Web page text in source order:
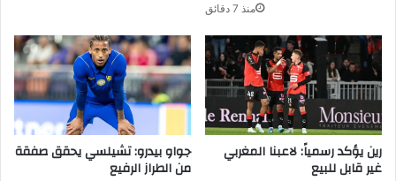
منذ 7 دقائق
جواو بيدرو: تشيلسي يحقق صفقة
من الطراز الرفيع
رين يؤكد رسمياً: لاعبنا المغربي
غير قابل للبيع